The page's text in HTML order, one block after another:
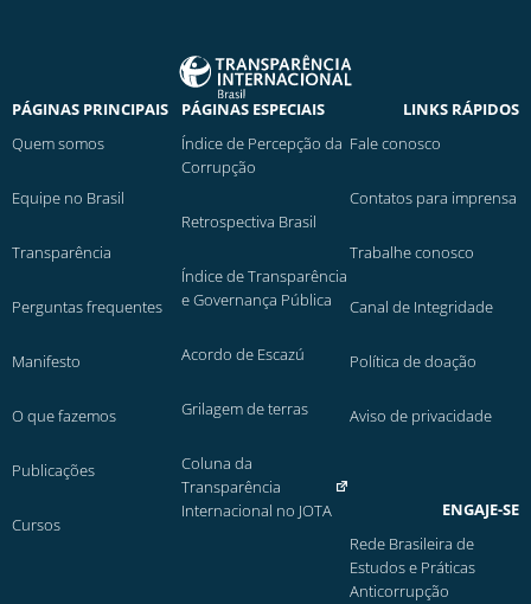
PÁGINAS PRINCIPAIS
Quem somos
Equipe no Brasil
Transparência
Perguntas frequentes
Manifesto
O que fazemos
Publicações
Cursos
PÁGINAS ESPECIAIS
Índice de Percepção da
Corrupção
Retrospectiva Brasil
Índice de Transparência
e Governança Pública
Acordo de Escazú
Grilagem de terras
Coluna da
Transparência
Internacional no JOTA
LINKS RÁPIDOS
Fale conosco
Contatos para imprensa
Trabalhe conosco
Canal de Integridade
Política de doação
Aviso de privacidade
ENGAJE-SE
Rede Brasileira de
Estudos e Práticas
Anticorrupção